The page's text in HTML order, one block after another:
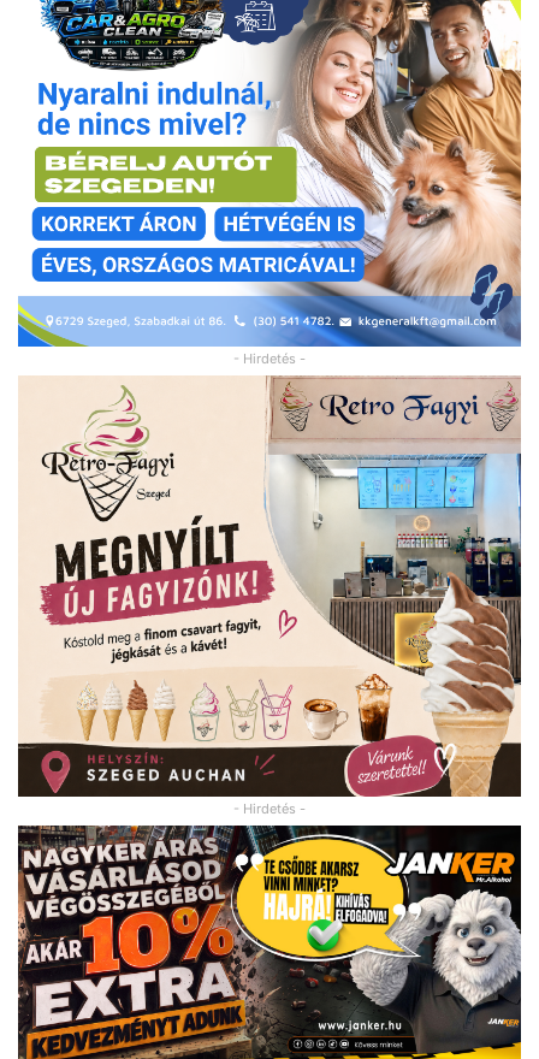
- Hirdetés -
- Hirdetés -